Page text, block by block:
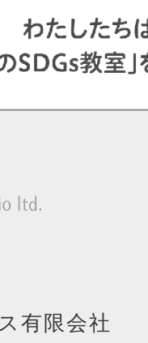
有限会社